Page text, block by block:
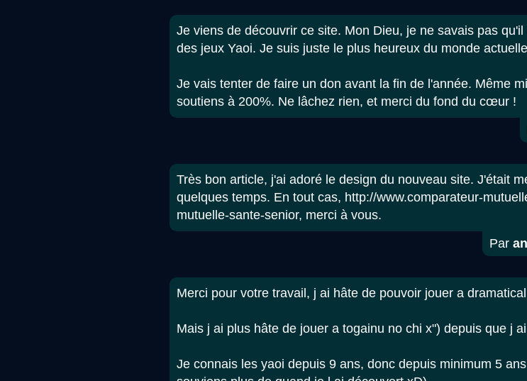
Je viens de découvrir ce site. Mon Dieu, je ne savais pas
des jeux Yaoi. Je suis juste le plus heureux du monde
Je vais tenter de faire un don avant la fin de l'année. Même
soutiens à 200%. Ne lâchez rien, et merci du fond du cœur !
Très bon article, j'ai adoré le design du nouveau site. J'était
quelques temps. En tout cas, http://www.comparateur-
mutuelle-sante-senior, merci à vous.
Par
Merci pour votre travail, j ai hâte de pouvoir jouer a
Mais j ai plus hâte de jouer a togainu no chi x") depuis que j
Je connais les yaoi depuis 9 ans, donc depuis minimum 5